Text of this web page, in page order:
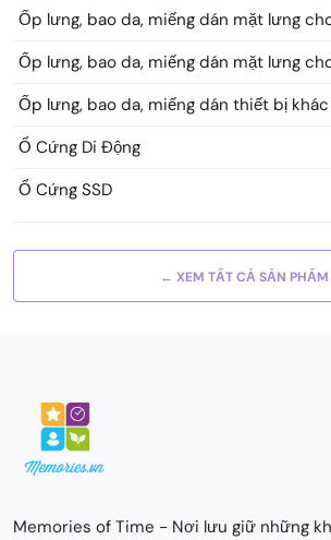
Ốp lưng, bao da, miếng dán mặt lưng
Ốp lưng, bao da, miếng dán mặt lưng
Ốp lưng, bao da, miếng dán thiết bị khác
Ổ Cứng Di Động
Ổ Cứng SSD
← XEM TẤT CẢ SẢN PHẨM
Memories of Time - Nơi lưu giữ những